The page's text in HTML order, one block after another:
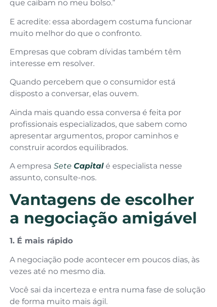
que caibam no meu bolso.”
E acredite: essa abordagem costuma funcionar
muito melhor do que o confronto.
Empresas que cobram dívidas também têm
interesse em resolver.
Quando percebem que o consumidor está
disposto a conversar, elas ouvem.
Ainda mais quando essa conversa é feita por
profissionais especializados, que sabem como
apresentar argumentos, propor caminhos e
construir acordos equilibrados.
A empresa Sete Capital é especialista nesse
assunto, consulte-nos.
Vantagens de escolher
a negociação amigável
1. É mais rápido
A negociação pode acontecer em poucos dias, às
vezes até no mesmo dia.
Você sai da incerteza e entra numa fase de solução
de forma muito mais ágil.